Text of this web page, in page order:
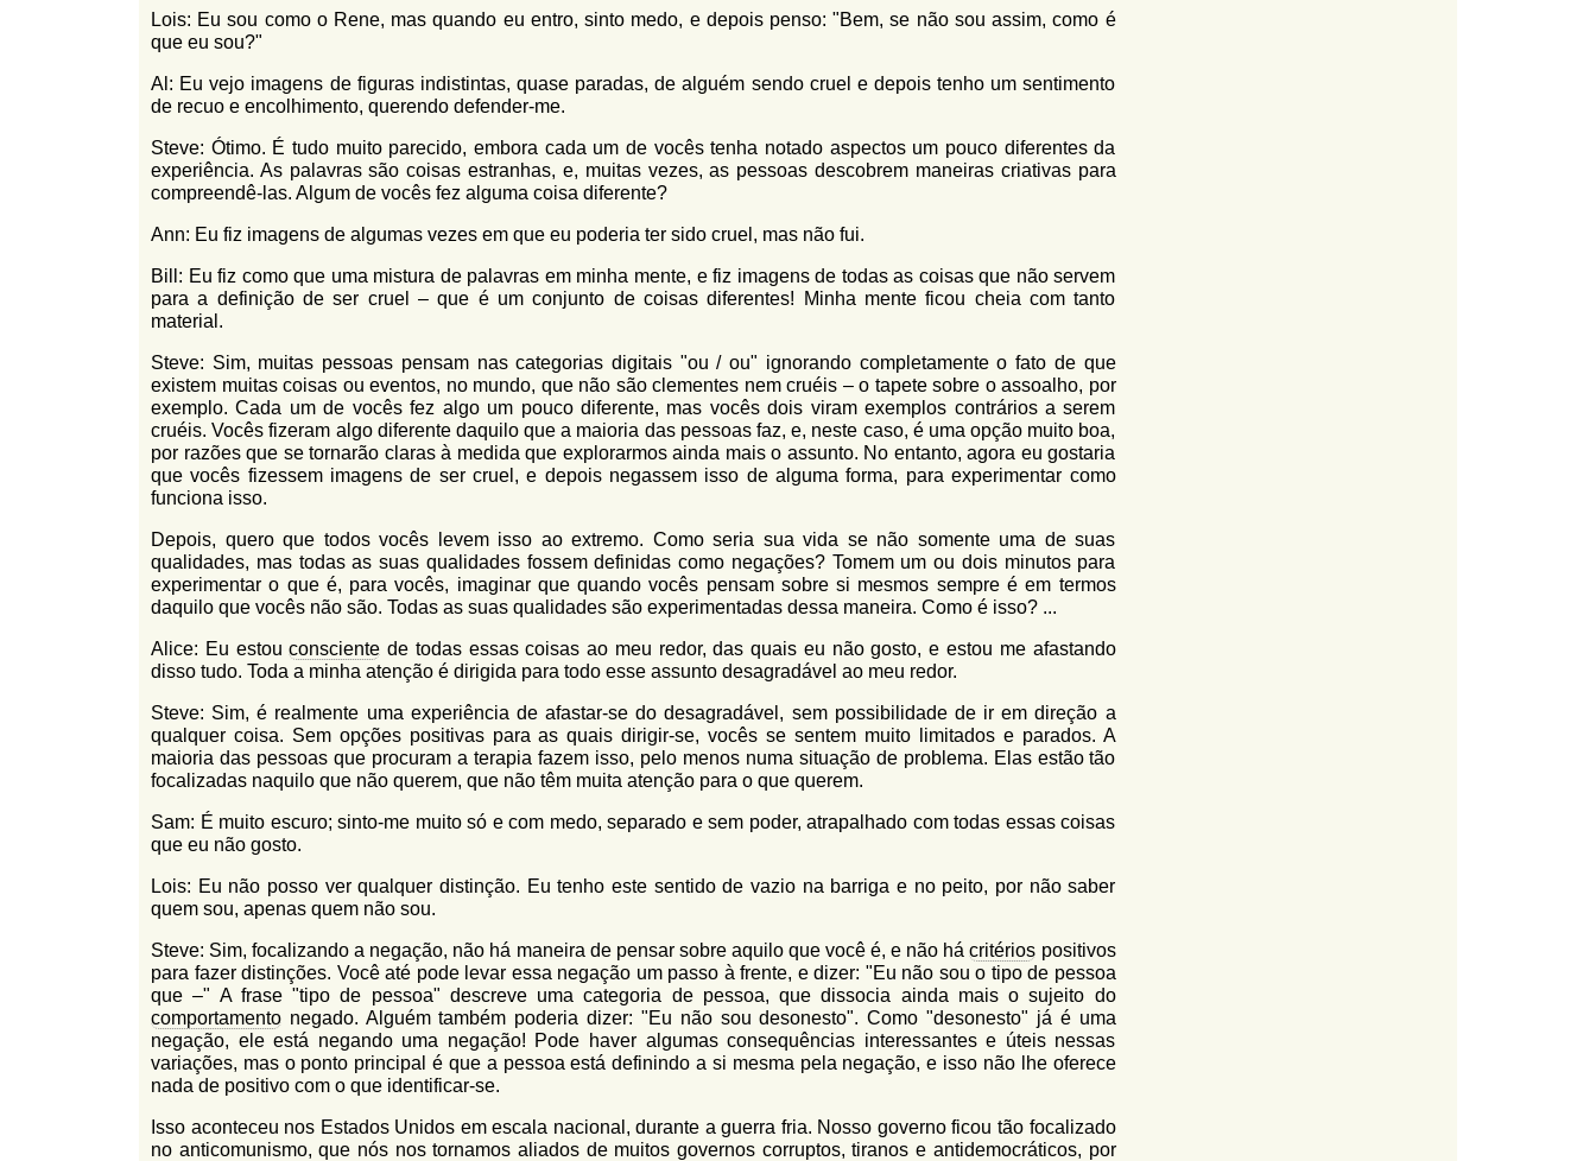
Lois: Eu sou como o Rene, mas quando eu entro, sinto medo, e depois penso: "Bem, se não sou assim, como é
que eu sou?"
Al: Eu vejo imagens de figuras indistintas, quase paradas, de alguém sendo cruel e depois tenho um sentimento
de recuo e encolhimento, querendo defender-me.
Steve: Ótimo. É tudo muito parecido, embora cada um de vocês tenha notado aspectos um pouco diferentes da
experiência. As palavras são coisas estranhas, e, muitas vezes, as pessoas descobrem maneiras criativas para
compreendê-las. Algum de vocês fez alguma coisa diferente?
Ann: Eu fiz imagens de algumas vezes em que eu poderia ter sido cruel, mas não fui.
Bill: Eu fiz como que uma mistura de palavras em minha mente, e fiz imagens de todas as coisas que não servem
para a definição de ser cruel – que é um conjunto de coisas diferentes! Minha mente ficou cheia com tanto
material.
Steve: Sim, muitas pessoas pensam nas categorias digitais "ou / ou" ignorando completamente o fato de que
existem muitas coisas ou eventos, no mundo, que não são clementes nem cruéis – o tapete sobre o assoalho, por
exemplo. Cada um de vocês fez algo um pouco diferente, mas vocês dois viram exemplos contrários a serem
cruéis. Vocês fizeram algo diferente daquilo que a maioria das pessoas faz, e, neste caso, é uma opção muito boa,
por razões que se tornarão claras à medida que explorarmos ainda mais o assunto. No entanto, agora eu gostaria
que vocês fizessem imagens de ser cruel, e depois negassem isso de alguma forma, para experimentar como
funciona isso.
Depois, quero que todos vocês levem isso ao extremo. Como seria sua vida se não somente uma de suas
qualidades, mas todas as suas qualidades fossem definidas como negações? Tomem um ou dois minutos para
experimentar o que é, para vocês, imaginar que quando vocês pensam sobre si mesmos sempre é em termos
daquilo que vocês não são. Todas as suas qualidades são experimentadas dessa maneira. Como é isso? ...
Alice: Eu estouconsciente de todas essas coisas ao meu redor, das quais eu não gosto, e estou me afastando
disso tudo. Toda a minha atenção é dirigida para todo esse assunto desagradável ao meu redor.
Steve: Sim, é realmente uma experiência de afastar-se do desagradável, sem possibilidade de ir em direção a
qualquer coisa. Sem opções positivas para as quais dirigir-se, vocês se sentem muito limitados e parados. A
maioria das pessoas que procuram a terapia fazem isso, pelo menos numa situação de problema. Elas estão tão
focalizadas naquilo que não querem, que não têm muita atenção para o que querem.
Sam: É muito escuro; sinto-me muito só e com medo, separado e sem poder, atrapalhado com todas essas coisas
que eu não gosto.
Lois: Eu não posso ver qualquer distinção. Eu tenho este sentido de vazio na barriga e no peito, por não saber
quem sou, apenas quem não sou.
Steve: Sim, focalizando a negação, não há maneira de pensar sobre aquilo que você é, e não hácritérios positivos
para fazer distinções. Você até pode levar essa negação um passo à frente, e dizer: "Eu não sou o tipo de pessoa
que –" A frase "tipo de pessoa" descreve uma categoria de pessoa, que dissocia ainda mais o sujeito do
comportamento negado. Alguém também poderia dizer: "Eu não sou desonesto". Como "desonesto" já é uma
negação, ele está negando uma negação! Pode haver algumas consequências interessantes e úteis nessas
variações, mas o ponto principal é que a pessoa está definindo a si mesma pela negação, e isso não lhe oferece
nada de positivo com o que identificar-se.
Isso aconteceu nos Estados Unidos em escala nacional, durante a guerra fria. Nosso governo ficou tão focalizado
no anticomunismo, que nós nos tornamos aliados de muitos governos corruptos, tiranos e antidemocráticos, por